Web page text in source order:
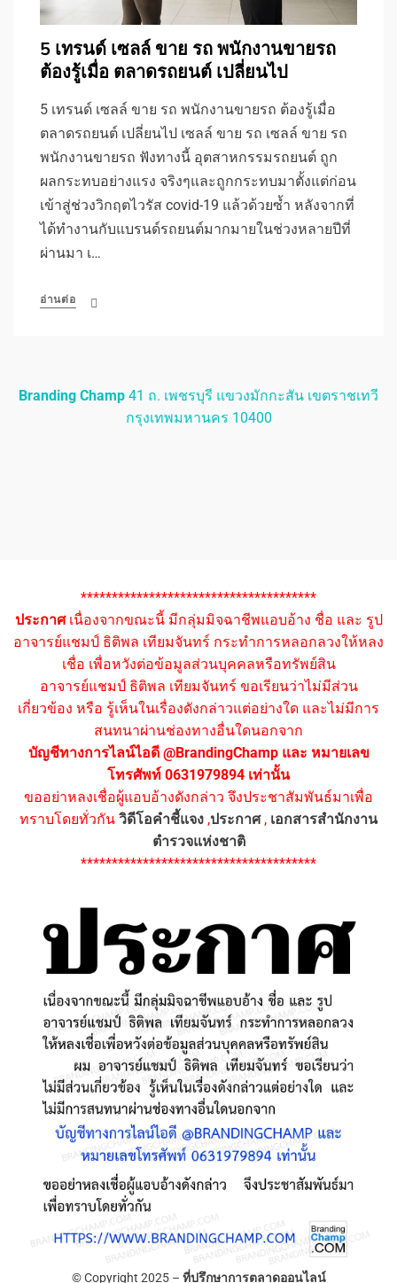
5 เทรนด์ เซลล์ ขาย รถ พนักงานขายรถ
ต้องรู้เมื่อ ตลาดรถยนต์ เปลี่ยนไป
5 เทรนด์ เซลล์ ขาย รถ พนักงานขายรถ ต้องรู้เมื่อ
ตลาดรถยนต์ เปลี่ยนไป เซลล์ ขาย รถ เซลล์ ขาย รถ
พนักงานขายรถ ฟังทางนี้ อุตสาหกรรมรถยนต์ ถูก
ผลกระทบอย่างแรง จริงๆและถูกกระทบมาตั้งแต่ก่อน
เข้าสู่ช่วงวิกฤตไวรัส covid-19 แล้วด้วยซ้ำ หลังจากที่
ได้ทำงานกับแบรนด์รถยนต์มากมายในช่วงหลายปีที่
ผ่านมา เ…
อ่านต่อ
Branding Champ 41 ถ. เพชรบุรี แขวงมักกะสัน เขตราชเทวี
กรุงเทพมหานคร 10400
**************************************
ประกาศเนื่องจากขณะนี้ มีกลุ่มมิจฉาชีพแอบอ้าง ชื่อ และ รูป
อาจารย์แชมป์ ธิติพล เทียมจันทร์ กระทำการหลอกลวงให้หลง
เชื่อ เพื่อหวังต่อข้อมูลส่วนบุคคลหรือทรัพย์สิน
อาจารย์แชมป์ ธิติพล เทียมจันทร์ ขอเรียนว่าไม่มีส่วน
เกี่ยวข้อง หรือ รู้เห็นในเรื่องดังกล่าวแต่อย่างใด และไม่มีการ
สนทนาผ่านช่องทางอื่นใดนอกจาก
บัญชีทางการไลน์ไอดี @BrandingChamp และ หมายเลข
โทรศัพท์ 0631979894 เท่านั้น
ขออย่าหลงเชื่อผู้แอบอ้างดังกล่าว จึงประชาสัมพันธ์มาเพื่อ
ทราบโดยทั่วกัน วิดีโอคำชี้แจง ,ประกาศ, เอกสารสำนักงาน
ตำรวจแห่งชาติ
**************************************
© Copyright 2025 – ที่ปรึกษาการตลาดออนไลน์